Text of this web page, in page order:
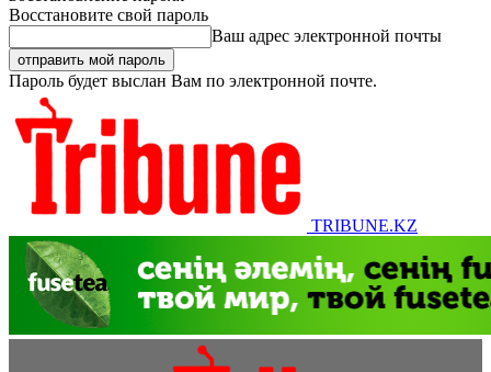
Восстановите свой пароль
Ваш адрес электронной почты
Пароль будет выслан Вам по электронной почте.
TRIBUNE.KZ